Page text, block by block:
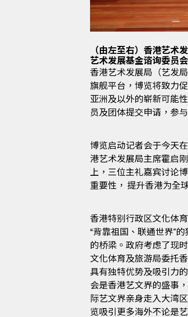
（由左至右）香港艺
艺术发展基金谘询委员
香港艺术发展局（艺发
旗舰平台，博览将致力
亚洲及以外的崭新可能
员及团体提交申请，参
博览启动记者会于今天
港艺术发展局主席霍启
上，三位主礼嘉宾讨论
重要性， 提升香港为全
香港特别行政区文化体
“背靠祖国、联通世界”
的桥梁。政府考虑了现
文化体育及旅游局委托
具有独特优势及吸引力
会是香港艺文界的盛事
际艺文界亲身走入大湾
览吸引更多海外不论是